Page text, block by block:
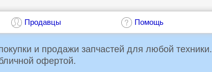
Продавцы Помощь
- Ваша система онлайн покупки и продажи запчастей для любой техники.
офертой.